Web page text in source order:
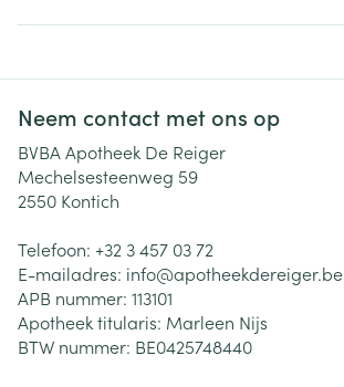
Neem contact met ons op
BVBA Apotheek De Reiger
Mechelsesteenweg 59
2550 Kontich
Telefoon: +32 3 457 03 72
E-mailadres: info@apotheekdereiger.be
APB nummer: 113101
Apotheek titularis: Marleen Nijs
BTW nummer: BE0425748440